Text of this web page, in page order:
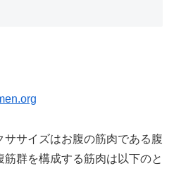
サイズはお腹の筋肉である腹
群を構成する筋肉は以下のと